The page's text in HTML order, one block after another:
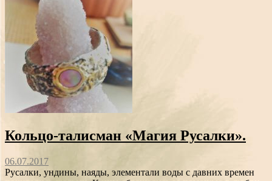
Кольцо-талисман «Магия Русалки».
06.07.2017
Русалки, ундины, наяды, элементали воды с давних времен